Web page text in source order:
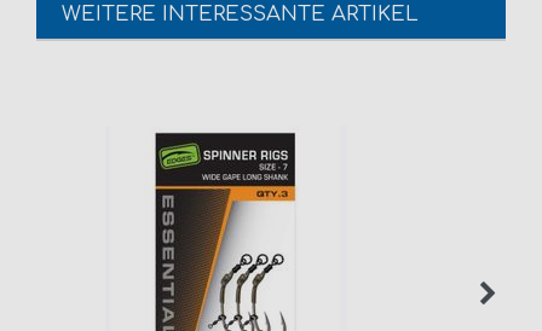
WEITERE INTERESSANTE ARTIKEL